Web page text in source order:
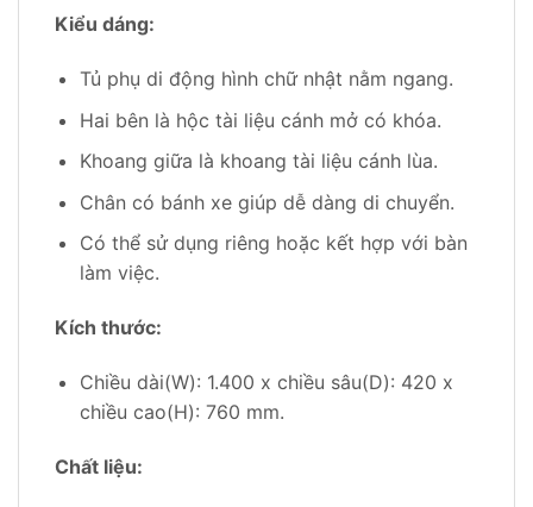
Kiểu dáng:
Tủ phụ di động hình chữ nhật nằm ngang.
Hai bên là hộc tài liệu cánh mở có khóa.
Khoang giữa là khoang tài liệu cánh lùa.
Chân có bánh xe giúp dễ dàng di chuyển.
Có thể sử dụng riêng hoặc kết hợp với bàn
làm việc.
Kích thước:
Chiều dài(W): 1.400 x chiều sâu(D): 420 x
chiều cao(H): 760 mm.
Chất liệu: